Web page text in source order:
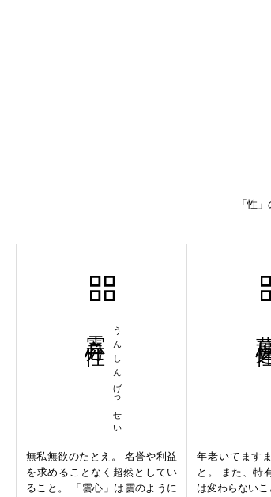
「性
うんしんげっせい
無私無欲のたとえ。 名誉や利益
を求めることなく超然としてい
ること。 「雲心」は雲のように
年老いてます
と。 また、特
は変わらないこ